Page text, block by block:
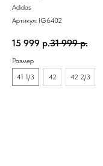
Adidas
Артикул: IG6402
15 999 р.31 999 р.
Размер
41 1/3
42 42 2/3